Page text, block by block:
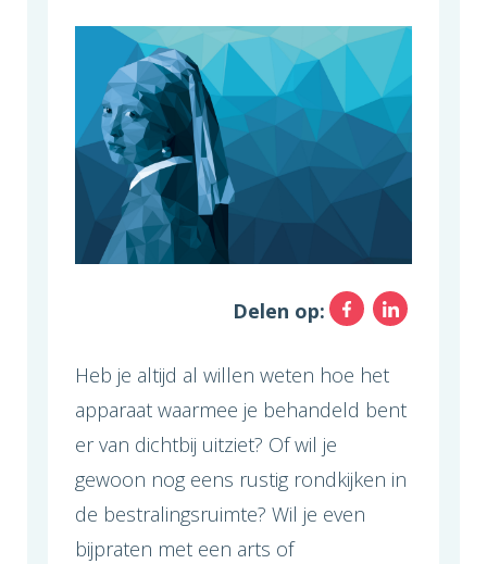
Delen op:
Heb je altijd al willen weten hoe het
apparaat waarmee je behandeld bent
er van dichtbij uitziet? Of wil je
gewoon nog eens rustig rondkijken in
de bestralingsruimte? Wil je even
bijpraten met een arts of